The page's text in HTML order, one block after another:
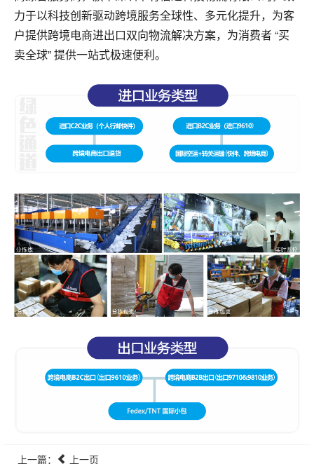
力于以科技创新驱动跨境服务全球性、多元化提升，为客
户提供跨境电商进出口双向物流解决方案，为消费者 “买
卖全球” 提供一站式极速便利。
上一篇：
上一页